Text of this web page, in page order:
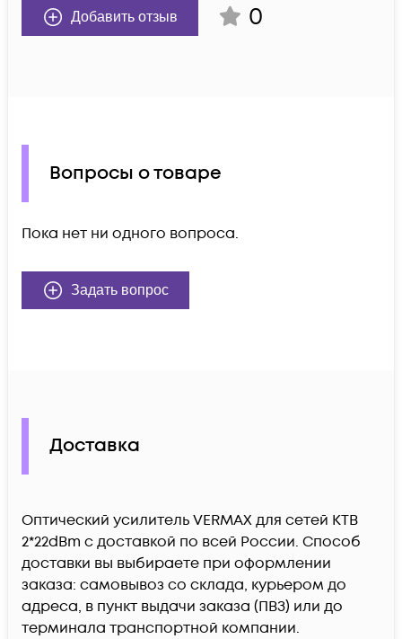
Добавить отзыв 0
Вопросы о товаре
Пока нет ни одного вопроса.
Задать вопрос
Доставка
Оптический усилитель VERMAX для сетей КТВ
2*22dBm c доставкой по всей России. Способ
доставки вы выбираете при оформлении
заказа: самовывоз со склада, курьером до
адреса, в пункт выдачи заказа (ПВЗ) или до
терминала транспортной компании.